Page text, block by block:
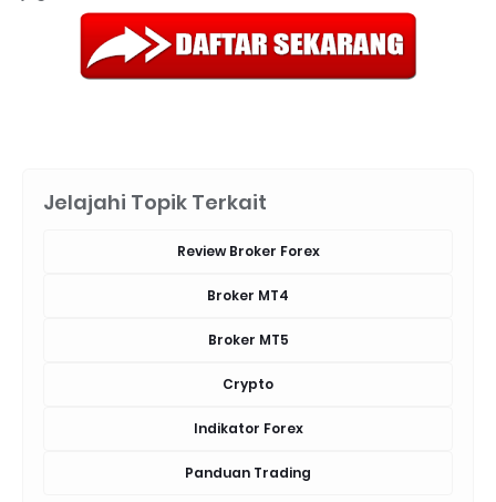
Jelajahi Topik Terkait
Review Broker Forex
Broker MT4
Broker MT5
Crypto
Indikator Forex
Panduan Trading